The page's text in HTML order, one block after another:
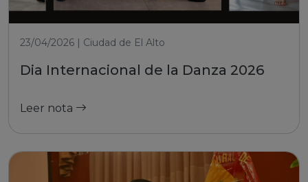
23/04/2026 | Ciudad de El Alto
Dia Internacional de la Danza 2026
Leer nota